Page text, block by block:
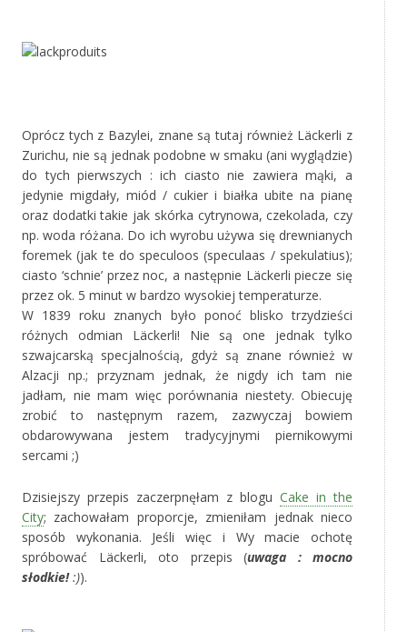
Oprócz tych z Bazylei, znane są tutaj również Läckerli z
Zurichu, nie są jednak podobne w smaku (ani wyglądzie)
do tych pierwszych : ich ciasto nie zawiera mąki, a
jedynie migdały, miód / cukier i białka ubite na pianę
oraz dodatki takie jak skórka cytrynowa, czekolada, czy
np. woda różana. Do ich wyrobu używa się drewnianych
foremek (jak te do speculoos (speculaas / spekulatius);
ciasto ‘schnie’ przez noc, a następnie Läckerli piecze się
przez ok. 5 minut w bardzo wysokiej temperaturze.
W 1839 roku znanych było ponoć blisko trzydzieści
różnych odmian Läckerli! Nie są one jednak tylko
szwajcarską specjalnością, gdyż są znane również w
Alzacji np.; przyznam jednak, że nigdy ich tam nie
jadłam, nie mam więc porównania niestety. Obiecuję
zrobić to następnym razem, zazwyczaj bowiem
obdarowywana jestem tradycyjnymi piernikowymi
sercami ;)
Dzisiejszy przepis zaczerpnęłam z blogu Cake in the
City; zachowałam proporcje, zmieniłam jednak nieco
sposób wykonania. Jeśli więc i Wy macie ochotę
spróbować Läckerli, oto przepis (uwaga : mocno
słodkie!:)).